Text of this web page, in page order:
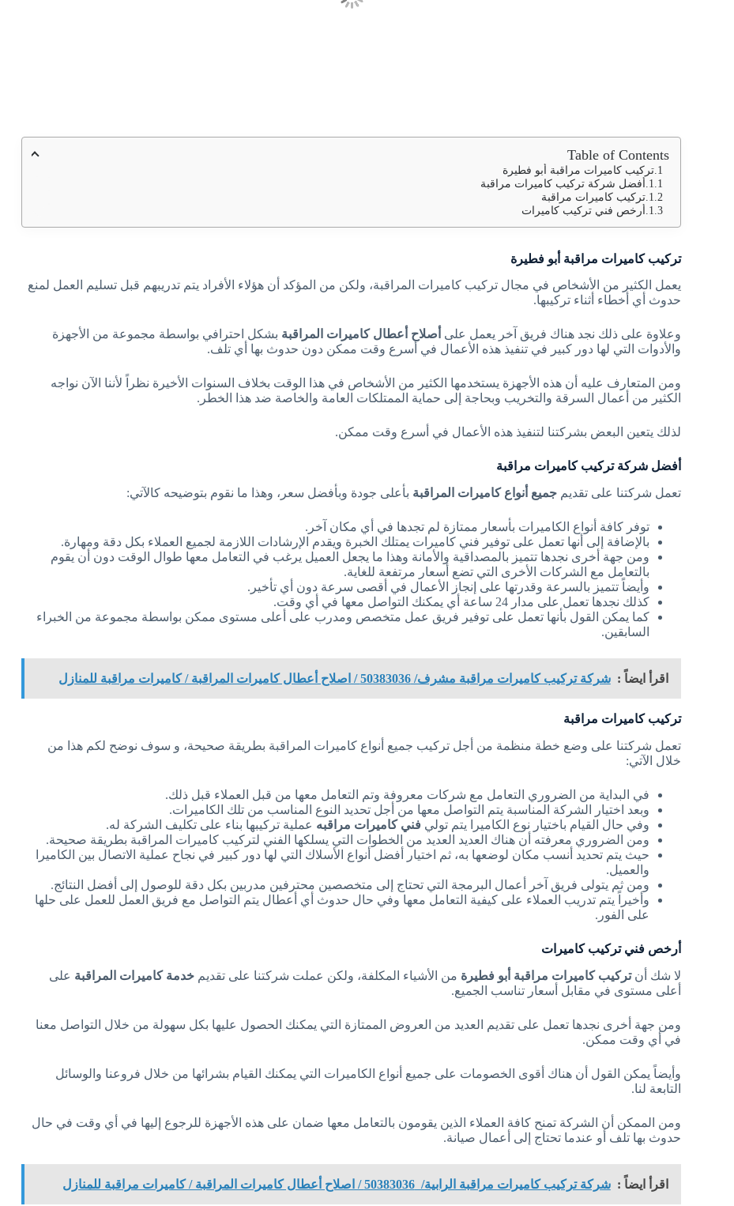
Table of Contents
تركيب كاميرات مراقبة أبو فطيرة
أفضل شركة تركيب كاميرات مراقبة
تركيب كاميرات مراقبة
أرخص فني تركيب كاميرات
تركيب كاميرات مراقبة أبو فطيرة
يعمل الكثير من الأشخاص في مجال تركيب كاميرات المراقبة، ولكن من المؤكد أن هؤلاء الأفراد يتم تدريبهم قبل تسليم العمل لمنع
حدوث أي أخطاء أثناء تركيبها.
وعلاوة على ذلك نجد هناك فريق آخر يعمل على أصلاح أعطال كاميرات المراقبة بشكل احترافي بواسطة مجموعة من الأجهزة
والأدوات التي لها دور كبير في تنفيذ هذه الأعمال في أسرع وقت ممكن دون حدوث بها أي تلف.
ومن المتعارف عليه أن هذه الأجهزة يستخدمها الكثير من الأشخاص في هذا الوقت بخلاف السنوات الأخيرة نظراً لأننا الآن نواجه
الكثير من أعمال السرقة والتخريب وبحاجة إلى حماية الممتلكات العامة والخاصة ضد هذا الخطر.
لذلك يتعين البعض بشركتنا لتنفيذ هذه الأعمال في أسرع وقت ممكن.
أفضل شركة تركيب كاميرات مراقبة
تعمل شركتنا على تقديمجميع أنواع كاميرات المراقبة بأعلى جودة وبأفضل سعر، وهذا ما نقوم بتوضيحه كالآتي:
توفر كافة أنواع الكاميرات بأسعار ممتازة لم تجدها في أي مكان آخر.
بالإضافة إلى أنها تعمل على توفير فني كاميرات يمتلك الخبرة ويقدم الإرشادات اللازمة لجميع العملاء بكل دقة ومهارة.
ومن جهة أخرى نجدها تتميز بالمصداقية والأمانة وهذا ما يجعل العميل يرغب في التعامل معها طوال الوقت دون أن يقوم
بالتعامل مع الشركات الأخرى التي تضع أسعار مرتفعة للغاية.
وأيضاً تتميز بالسرعة وقدرتها على إنجاز الأعمال في أقصى سرعة دون أي تأخير.
كذلك نجدها تعمل على مدار 24 ساعة أي يمكنك التواصل معها في أي وقت.
كما يمكن القول بأنها تعمل على توفير فريق عمل متخصص ومدرب على أعلى مستوى ممكن بواسطة مجموعة من الخبراء
السابقين.
اقرأ ايضاً : شركة تركيب كاميرات مراقبة مشرف/ 50383036 / اصلاح أعطال كاميرات المراقبة / كاميرات مراقبة للمنازل
تركيب كاميرات مراقبة
تعمل شركتنا على وضع خطة منظمة من أجل تركيب جميع أنواع كاميرات المراقبة بطريقة صحيحة، و سوف نوضح لكم هذا من
خلال الآتي:
في البداية من الضروري التعامل مع شركات معروفة وتم التعامل معها من قبل العملاء قبل ذلك.
وبعد اختيار الشركة المناسبة يتم التواصل معها من أجل تحديد النوع المناسب من تلك الكاميرات.
وفي حال القيام باختيار نوع الكاميرا يتم تولي فني كاميرات مراقبه عملية تركيبها بناء على تكليف الشركة له.
ومن الضروري معرفته أن هناك العديد العديد من الخطوات التي يسلكها الفني لتركيب كاميرات المراقبة بطريقة صحيحة.
حيث يتم تحديد أنسب مكان لوضعها به، ثم اختيار أفضل أنواع الأسلاك التي لها دور كبير في نجاح عملية الاتصال بين الكاميرا
والعميل.
ومن ثم يتولى فريق آخر أعمال البرمجة التي تحتاج إلى متخصصين محترفين مدربين بكل دقة للوصول إلى أفضل النتائج.
وأخيراً يتم تدريب العملاء على كيفية التعامل معها وفي حال حدوث أي أعطال يتم التواصل مع فريق العمل للعمل على حلها
على الفور.
أرخص فني تركيب كاميرات
لا شك أنتركيب كاميرات مراقبة أبو فطيرة من الأشياء المكلفة، ولكن عملت شركتنا على تقديمخدمة كاميرات المراقبة على
أعلى مستوى في مقابل أسعار تناسب الجميع.
ومن جهة أخرى نجدها تعمل على تقديم العديد من العروض الممتازة التي يمكنك الحصول عليها بكل سهولة من خلال التواصل معنا
في أي وقت ممكن.
وأيضاً يمكن القول أن هناك أقوى الخصومات على جميع أنواع الكاميرات التي يمكنك القيام بشرائها من خلال فروعنا والوسائل
التابعة لنا.
ومن الممكن أن الشركة تمنح كافة العملاء الذين يقومون بالتعامل معها ضمان على هذه الأجهزة للرجوع إليها في أي وقت في حال
حدوث بها تلف أو عندما تحتاج إلى أعمال صيانة.
اقرأ ايضاً : شركة تركيب كاميرات مراقبة الرابية/ 50383036 / اصلاح أعطال كاميرات المراقبة / كاميرات مراقبة للمنازل